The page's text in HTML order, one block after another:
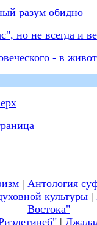
разум обидно
но не всегда и
- в
| Антология
культуры|
Востока"
|